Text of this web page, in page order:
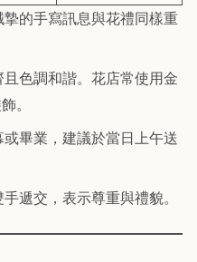
的手寫訊息與花禮同樣重
色調和諧。花店常使用金
。
畢業，建議於當日上午送
遞交，表示尊重與禮貌。